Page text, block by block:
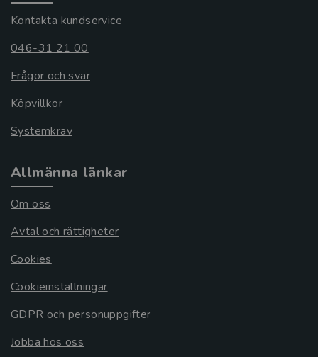
Kontakta kundservice
046-31 21 00
Frågor och svar
Köpvillkor
Systemkrav
Allmänna länkar
Om oss
Avtal och rättigheter
Cookies
Cookieinställningar
GDPR och personuppgifter
Jobba hos oss